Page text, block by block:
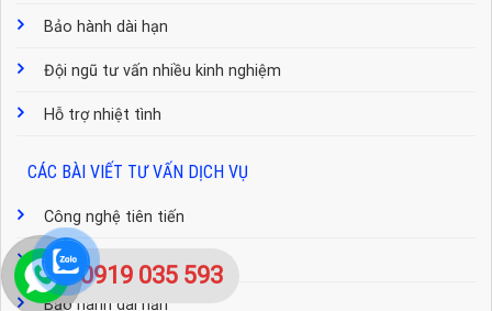
Bảo hành dài hạn
Đội ngũ tư vấn nhiều kinh nghiệm
Hỗ trợ nhiệt tình
CÁC BÀI VIẾT TƯ VẤN DỊCH VỤ
Công nghệ tiên tiến
Dịch vụ chu đáo
Bảo hành dài hạn
0919 035 593